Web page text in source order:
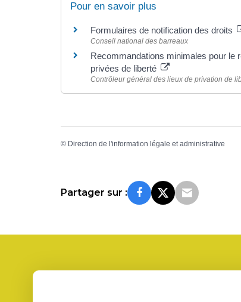
Pour en savoir plus
Formulaires de notification des droits
Conseil national des barreaux
Recommandations minimales pour le
privées de liberté
Contrôleur général des lieux de privation de
© Direction de l'information légale et administrative
Partager sur :